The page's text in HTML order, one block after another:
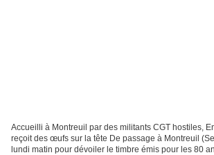
Accueilli à Montreuil par des militants CGT hostiles,
reçoit des œufs sur la tête De passage à Montreuil
lundi matin pour dévoiler le timbre émis pour les 80